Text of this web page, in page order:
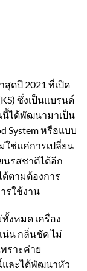
สุดปี 2021 ที่เปิด
ซึ่งเป็นแบรนด์
นี้ได้พัฒนามาเป็น
System หรือแบบ
ใช่แค่การเปลี่ยน
นรสชาติได้อีก
ด้ตามต้องการ
รใช้งาน
งหมด เครื่อง
น่น กลิ่นชัด ไม่
ราะค่าย
และได้พัฒนาหัว